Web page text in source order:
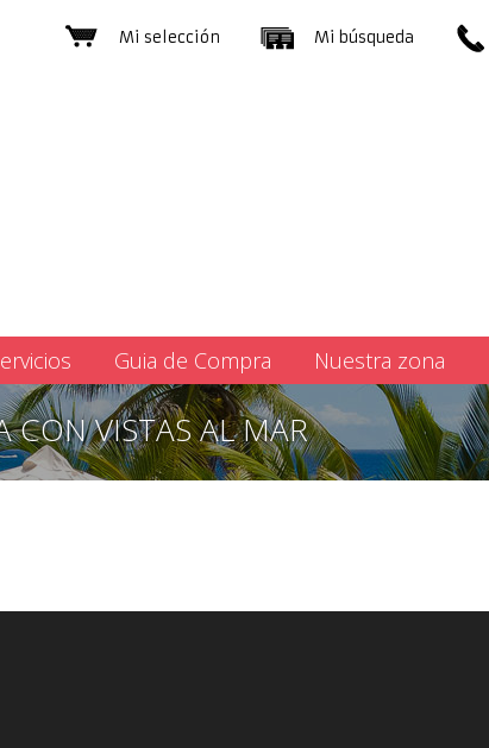
Mi búsqueda
Mi selección
Guia de Compra Nuestra zona
CON VISTAS AL MAR